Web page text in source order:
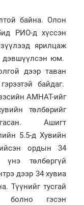
байна. Олон
РИО-д хүссэн
ярилцаж
дэвшүүлсэн юм.
дээр таван
байдаг.
АМНАТ-ийг
төлбөрийг
Ашигт
5.5-д Хувийн
ордын 34
үнэ төлбөргүй
дээр 34 хувиа
Түүнийг тусгай
болно гэсэн